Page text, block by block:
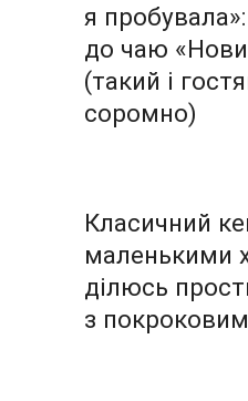
я
до чаю
(такий і
соромно)
Класичний
маленькими
ділюсь
з